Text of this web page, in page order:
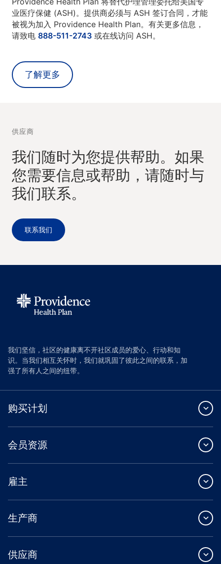
业医疗保健 (ASH)。提供商必须与 ASH 签订合同，才能
被视为加入 Providence Health Plan。有关更多信息，
请致电 888-511-2743 或在线访问 ASH。
了解更多
供应商
我们随时为您提供帮助。如果
您需要信息或帮助，请随时与
我们联系。
联系我们
我们坚信，社区的健康离不开社区成员的爱心、行动和知
识。当我们相互关怀时，我们就巩固了彼此之间的联系，加
强了所有人之间的纽带。
购买计划
会员资源
雇主
生产商
供应商